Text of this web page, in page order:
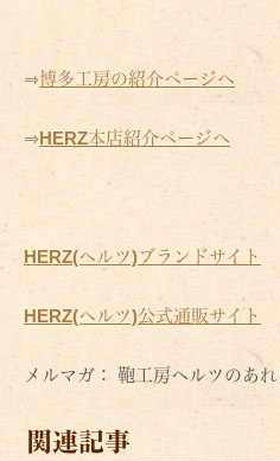
⇒博多工房の紹介ページへ
⇒HERZ本店紹介ページへ
HERZ(ヘルツ)ブランドサイト
HERZ(ヘルツ)公式通販サイト
メルマガ： 鞄工房ヘルツのあ
関連記事